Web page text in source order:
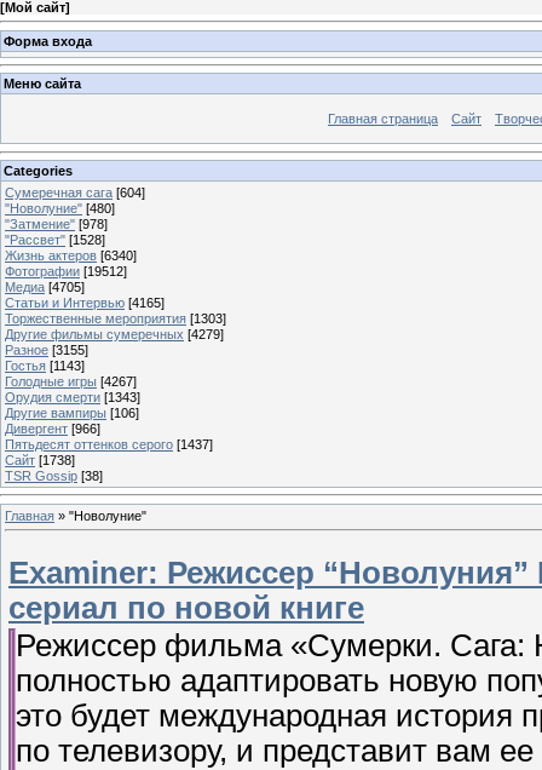
[Мой сайт]
Форма входа
Меню сайта
Главная страница Сайт
Categories
Сумеречная сага [604]
"Новолуние" [480]
"Затмение" [978]
"Рассвет" [1528]
Жизнь актеров [6340]
Фотографии [19512]
Медиа [4705]
Статьи и Интервью [4165]
Торжественные мероприятия [1303]
Другие фильмы сумеречных [4279]
Разное [3155]
Гостья [1143]
Голодные игры [4267]
Орудия смерти [1343]
Другие вампиры [106]
Дивергент [966]
Пятьдесят оттенков серого [1437]
Сайт [1738]
TSR Gossip [38]
Главная » "Новолуние"
Examiner: Режиссер
сериал по новой книге
Режиссер фильма «Сумерки. Сага:
полностью адаптировать новую
это будет международная история
по телевизору, и представит вам